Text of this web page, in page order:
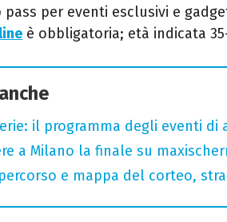
pass per eventi esclusivi e
è obbligatoria; età indicata
il programma degli eventi
a Milano la finale su
e mappa del corteo,